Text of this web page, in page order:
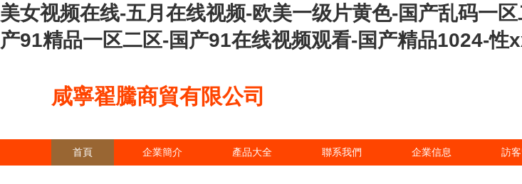
美女视频在线-五月在线视频-欧美一级片黄色-国产乱码一
产91精品一区二区-国产91在线视频观看-国产精品1024-性
咸寧翟騰商貿有限公司
首頁 企業簡介 產品大全 聯系我們 企業信息 訪